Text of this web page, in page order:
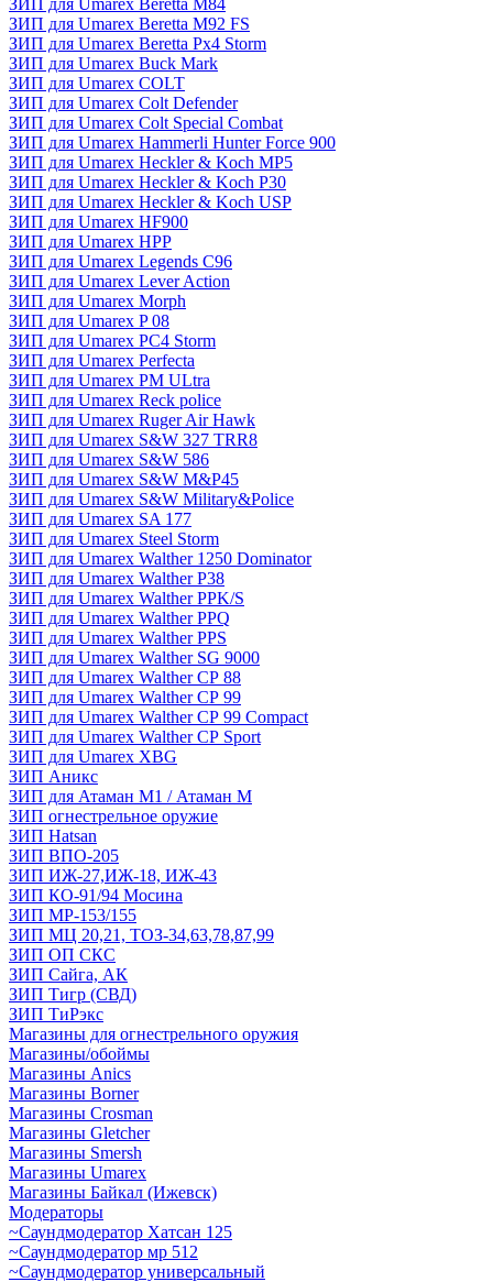
ЗИП для Umarex Beretta M84
ЗИП для Umarex Beretta M92 FS
ЗИП для Umarex Beretta Px4 Storm
ЗИП для Umarex Buck Mark
ЗИП для Umarex COLT
ЗИП для Umarex Colt Defender
ЗИП для Umarex Colt Special Combat
ЗИП для Umarex Hammerli Hunter Force 900
ЗИП для Umarex Heckler & Koch MP5
ЗИП для Umarex Heckler & Koch P30
ЗИП для Umarex Heckler & Koch USP
ЗИП для Umarex HF900
ЗИП для Umarex HPP
ЗИП для Umarex Legends C96
ЗИП для Umarex Lever Action
ЗИП для Umarex Morph
ЗИП для Umarex P 08
ЗИП для Umarex PC4 Storm
ЗИП для Umarex Perfecta
ЗИП для Umarex PM ULtra
ЗИП для Umarex Reck police
ЗИП для Umarex Ruger Air Hawk
ЗИП для Umarex S&W 327 TRR8
ЗИП для Umarex S&W 586
ЗИП для Umarex S&W M&P45
ЗИП для Umarex S&W Military&Police
ЗИП для Umarex SA 177
ЗИП для Umarex Steel Storm
ЗИП для Umarex Walther 1250 Dominator
ЗИП для Umarex Walther P38
ЗИП для Umarex Walther PPK/S
ЗИП для Umarex Walther PPQ
ЗИП для Umarex Walther PPS
ЗИП для Umarex Walther SG 9000
ЗИП для Umarex Walther СР 88
ЗИП для Umarex Walther СР 99
ЗИП для Umarex Walther СР 99 Compact
ЗИП для Umarex Walther СР Sport
ЗИП для Umarex XBG
ЗИП Аникс
ЗИП для Атаман М1 / Атаман М
ЗИП огнестрельное оружие
ЗИП Hatsan
ЗИП ВПО-205
ЗИП ИЖ-27,ИЖ-18, ИЖ-43
ЗИП КО-91/94 Мосина
ЗИП МР-153/155
ЗИП МЦ 20,21, ТОЗ-34,63,78,87,99
ЗИП ОП СКС
ЗИП Сайга, АК
ЗИП Тигр (СВД)
ЗИП ТиРэкс
Магазины для огнестрельного оружия
Магазины/обоймы
Магазины Anics
Магазины Borner
Магазины Crosman
Магазины Gletcher
Магазины Smersh
Магазины Umarex
Магазины Байкал (Ижевск)
Модераторы
~Cаундмодератор Хатсан 125
~Саундмодератор мр 512
~Саундмодератор универсальный